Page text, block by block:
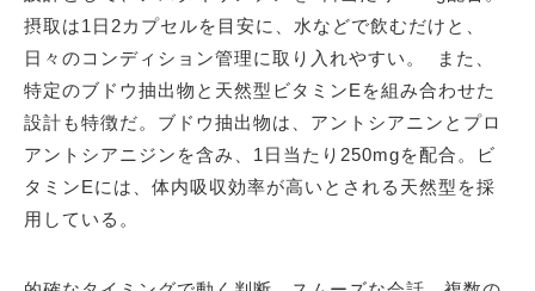
摂取は1日2カプセルを目安に、水などで飲むだけと、
日々のコンディション管理に取り入れやすい。 また、
特定のブドウ抽出物と天然型ビタミンEを組み合わせた
設計も特徴だ。ブドウ抽出物は、アントシアニンとプロ
アントシアニジンを含み、1日当たり250mgを配合。ビ
タミンEには、体内吸収効率が高いとされる天然型を採
用している。